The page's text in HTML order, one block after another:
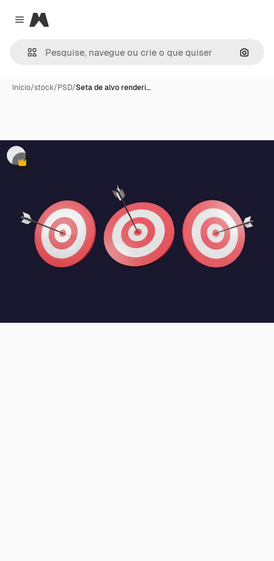
Close menu
Magnific
Início/stock/PSD/Seta de alvo renderi…
Premium